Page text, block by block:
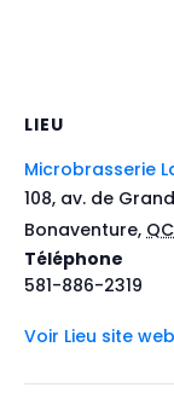
LIEU
Microbrasserie
108, av. de
Bonaventure, QC
Téléphone
581-886-2319
Voir Lieu site web